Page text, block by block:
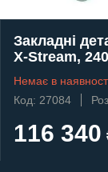
Закладні
X-Stream,
Немає в
Код: 27084
116 340